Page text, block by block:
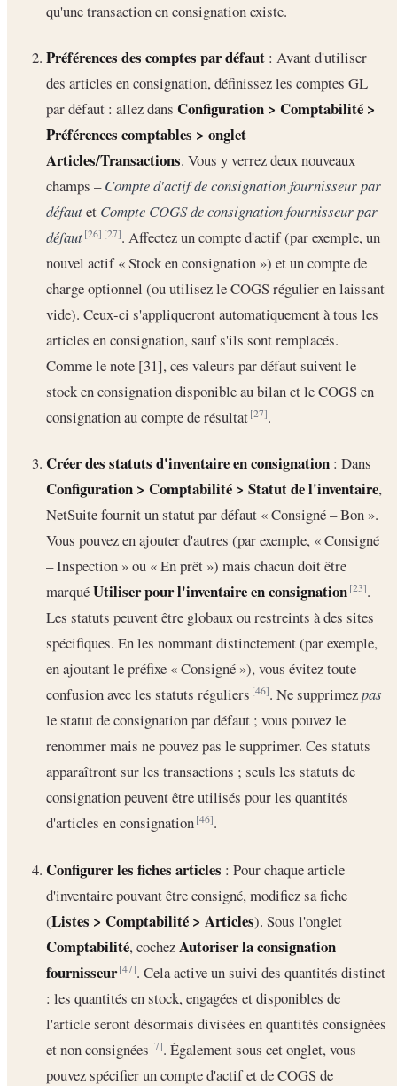
qu'une transaction en consignation existe.
Préférences des comptes par défaut : Avant d'utiliser
des articles en consignation, définissez les comptes GL
par défaut : allez dans Configuration > Comptabilité >
Préférences comptables > onglet
Articles/Transactions. Vous y verrez deux nouveaux
champs –Compte d'actif de consignation fournisseur par
défautet Compte COGS de consignation fournisseur par
défaut [26] [27]. Affectez un compte d'actif (par exemple, un
nouvel actif « Stock en consignation ») et un compte de
charge optionnel (ou utilisez le COGS régulier en laissant
vide). Ceux-ci s'appliqueront automatiquement à tous les
articles en consignation, sauf s'ils sont remplacés.
Comme le note [31], ces valeurs par défaut suivent le
stock en consignation disponible au bilan et le COGS en
consignation au compte de résultat[27].
Créer des statuts d'inventaire en consignation : Dans
Configuration > Comptabilité > Statut de l'inventaire,
NetSuite fournit un statut par défaut « Consigné – Bon ».
Vous pouvez en ajouter d'autres (par exemple, « Consigné
– Inspection » ou « En prêt ») mais chacun doit être
marquéUtiliser pour l'inventaire en consignation [23].
Les statuts peuvent être globaux ou restreints à des sites
spécifiques. En les nommant distinctement (par exemple,
en ajoutant le préfixe « Consigné »), vous évitez toute
confusion avec les statuts réguliers[46]. Ne supprimezpas
le statut de consignation par défaut ; vous pouvez le
renommer mais ne pouvez pas le supprimer. Ces statuts
apparaîtront sur les transactions ; seuls les statuts de
consignation peuvent être utilisés pour les quantités
d'articles en consignation[46].
Configurer les fiches articles : Pour chaque article
d'inventaire pouvant être consigné, modifiez sa fiche
(Listes > Comptabilité > Articles). Sous l'onglet
Comptabilité, cochezAutoriser la consignation
fournisseur [47]. Cela active un suivi des quantités distinct
: les quantités en stock, engagées et disponibles de
l'article seront désormais divisées en quantités consignées
et non consignées[7]. Également sous cet onglet, vous
pouvez spécifier un compte d'actif et de COGS de